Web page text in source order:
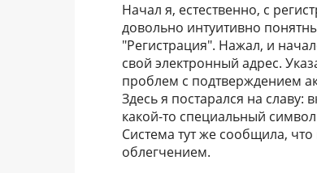
Начал я, естественно, с
довольно интуитивно
"Регистрация". Нажал, и
свой электронный адрес.
проблем с подтверждением
Здесь я постарался на
какой-то специальный
Система тут же сообщила, что
облегчением.